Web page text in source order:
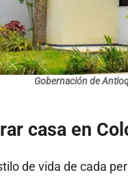
Gobernación de
casa en
de vida de cada